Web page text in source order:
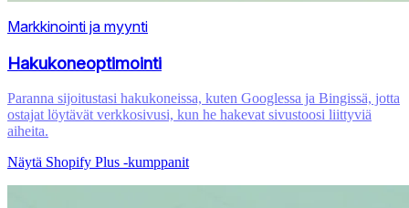
Markkinointi ja myynti
Hakukoneoptimointi
Paranna sijoitustasi hakukoneissa, kuten Googlessa ja Bingissä, jotta
ostajat löytävät verkkosivusi, kun he hakevat sivustoosi liittyviä
aiheita.
Näytä Shopify Plus ‑kumppanit